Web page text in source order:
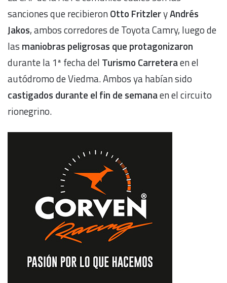
sanciones que recibieronOtto FritzleryAndrés
Jakos, ambos corredores de Toyota Camry, luego de
las maniobras peligrosas que protagonizaron
durante la 1ª fecha del Turismo Carreteraen el
autódromo de Viedma. Ambos ya habían sido
castigados durante el fin de semanaen el circuito
rionegrino.